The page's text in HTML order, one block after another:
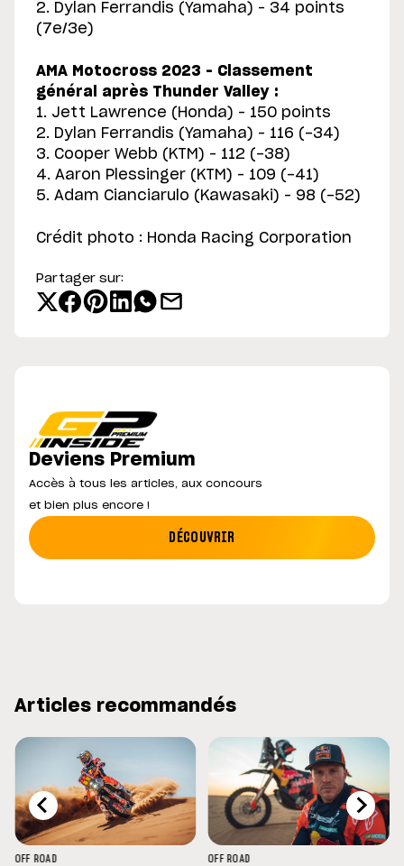
2. Dylan Ferrandis (Yamaha) – 34 points
(7e/3e)
AMA Motocross 2023 – Classement
général après Thunder Valley :
1. Jett Lawrence (Honda) – 150 points
2. Dylan Ferrandis (Yamaha) – 116 (-34)
3. Cooper Webb (KTM) – 112 (-38)
4. Aaron Plessinger (KTM) – 109 (-41)
5. Adam Cianciarulo (Kawasaki) – 98 (-52)
Crédit photo : Honda Racing Corporation
Partager sur:
Deviens Premium
Accès à tous les articles, aux concours
et bien plus encore !
DÉCOUVRIR
Articles recommandés
OFF ROAD
OFF ROAD